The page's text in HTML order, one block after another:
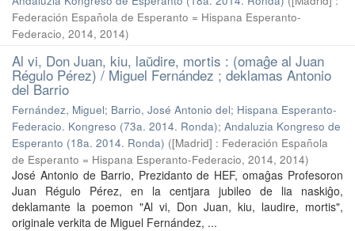
Federación Española de Esperanto = Hispana Esperanto-
Federacio, 2014, 2014)
Al vi, Don Juan, kiu, laŭdire, mortis : (omaĝe al Juan
Régulo Pérez) / Miguel Fernández ; deklamas Antonio
del Barrio
Fernández, Miguel; Barrio, José Antonio del; Hispana Esperanto-
Federacio. Kongreso (73a. 2014. Ronda); Andaluzia Kongreso de
Esperanto (18a. 2014. Ronda) ([Madrid] : Federación Española
de Esperanto = Hispana Esperanto-Federacio, 2014, 2014)
José Antonio de Barrio, Prezidanto de HEF, omaĝas Profesoron
Juan Régulo Pérez, en la centjara jubileo de lia naskiĝo,
deklamante la poemon "Al vi, Don Juan, kiu, laudire, mortis",
originale verkita de Miguel Fernández, ...